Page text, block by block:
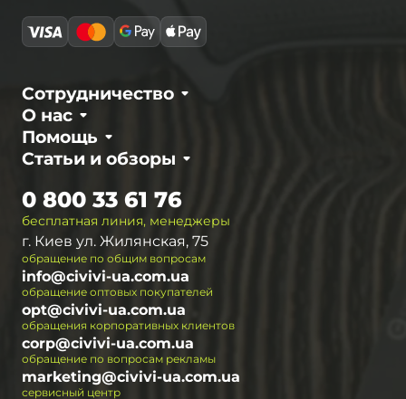
О нас
Сотрудничество
Статьи и обзоры
Помощь
бесплатная линия, менеджеры
0 800 33 61 76
г. Киев ул. Жилянская, 75
обращение по общим вопросам
info@civivi-ua.com.ua
обращение оптовых покупателей
opt@civivi-ua.com.ua
обращения корпоративных клиентов
corp@civivi-ua.com.ua
обращение по вопросам рекламы
marketing@civivi-ua.com.ua
сервисный центр